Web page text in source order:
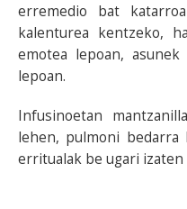
erremedio bat
kalenturea kentzeko,
emotea lepoan,
lepoan.
Infusinoetan
lehen, pulmoni bedarra
erritualak be ugari izaten